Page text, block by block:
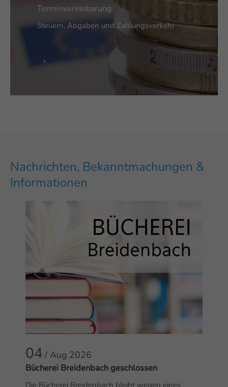
Terminvereinbarung
Steuern, Abgaben und Zahlungsverkehr
Nachrichten, Bekanntmachungen &
Informationen
04 / Aug 2026
Bücherei Breidenbach geschlossen
Die Bücherei Breidenbach bleibt wegen eines